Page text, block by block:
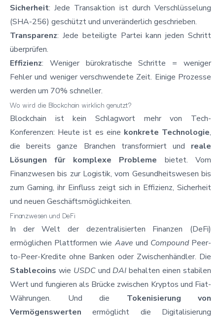
Sicherheit: Jede Transaktion ist durch Verschlüsselung
(SHA-256) geschützt und unveränderlich geschrieben.
Transparenz: Jede beteiligte Partei kann jeden Schritt
überprüfen.
Effizienz: Weniger bürokratische Schritte = weniger
Fehler und weniger verschwendete Zeit. Einige Prozesse
werden um 70% schneller.
Wo wird die Blockchain wirklich genutzt?
Blockchain ist kein Schlagwort mehr von Tech-
Konferenzen: Heute ist es eine konkrete Technologie,
die bereits ganze Branchen transformiert und reale
Lösungen für komplexe Probleme bietet. Vom
Finanzwesen bis zur Logistik, vom Gesundheitswesen bis
zum Gaming, ihr Einfluss zeigt sich in Effizienz, Sicherheit
und neuen Geschäftsmöglichkeiten.
Finanzwesen und DeFi
In der Welt der dezentralisierten Finanzen (DeFi)
ermöglichen Plattformen wie Aave und CompoundPeer-
to-Peer-Kredite ohne Banken oder Zwischenhändler. Die
Stablecoins wie USDCundDAI behalten einen stabilen
Wert und fungieren als Brücke zwischen Kryptos und Fiat-
Währungen. Und die Tokenisierung von
Vermögenswerten ermöglicht die Digitalisierung